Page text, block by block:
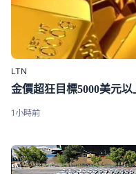
LTN
金價超狂目標5000美元
1小時前